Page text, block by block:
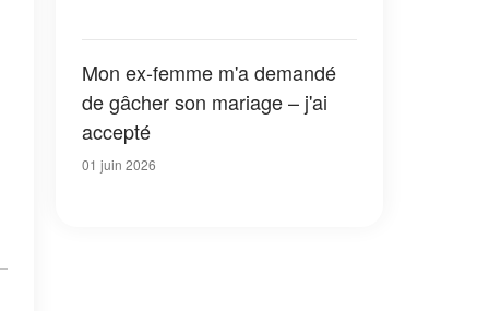
Mon ex-femme m'a demandé
de gâcher son mariage – j'ai
accepté
01 juin 2026